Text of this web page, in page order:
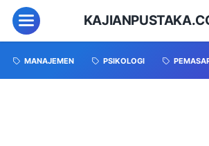
MANAJEMEN PSIKOLOGI